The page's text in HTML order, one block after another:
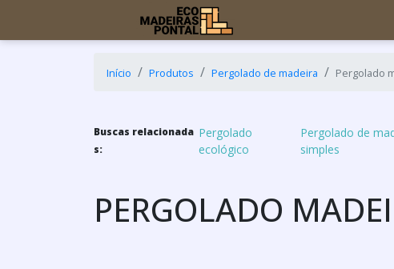
Início Produtos Pergolado de madeira Pergolado
Buscas relacionada
s:
Pergolado
ecológico
Pergolado de
simples
PERGOLADO